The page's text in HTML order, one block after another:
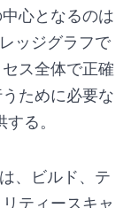
心となるのは
ッジグラフで
ス全体で正確
ために必要な
る。
、ビルド、テ
ティースキャ